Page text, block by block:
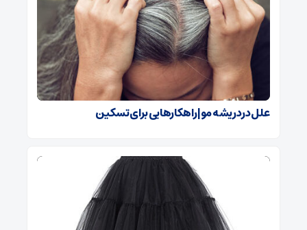
علل درد ریشه مو| راهکارهایی برای تسکین